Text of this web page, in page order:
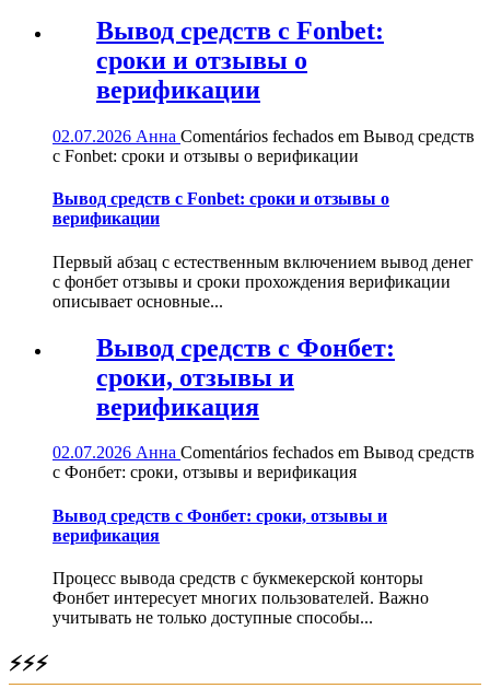
Вывод средств с Fonbet:
сроки и отзывы о
верификации
02.07.2026 Анна Comentários fechados em Вывод средств
с Fonbet: сроки и отзывы о верификации
Вывод средств с Fonbet: сроки и отзывы о
верификации
Первый абзац с естественным включением вывод денег
с фонбет отзывы и сроки прохождения верификации
описывает основные...
Вывод средств с Фонбет:
сроки, отзывы и
верификация
02.07.2026 Анна Comentários fechados em Вывод средств
с Фонбет: сроки, отзывы и верификация
Вывод средств с Фонбет: сроки, отзывы и
верификация
Процесс вывода средств с букмекерской конторы
Фонбет интересует многих пользователей. Важно
учитывать не только доступные способы...
⚡⚡⚡